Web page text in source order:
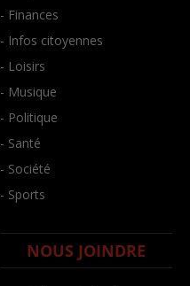
- Finances
- Infos citoyennes
- Loisirs
- Musique
- Politique
- Santé
- Société
- Sports
NOUS JOINDRE